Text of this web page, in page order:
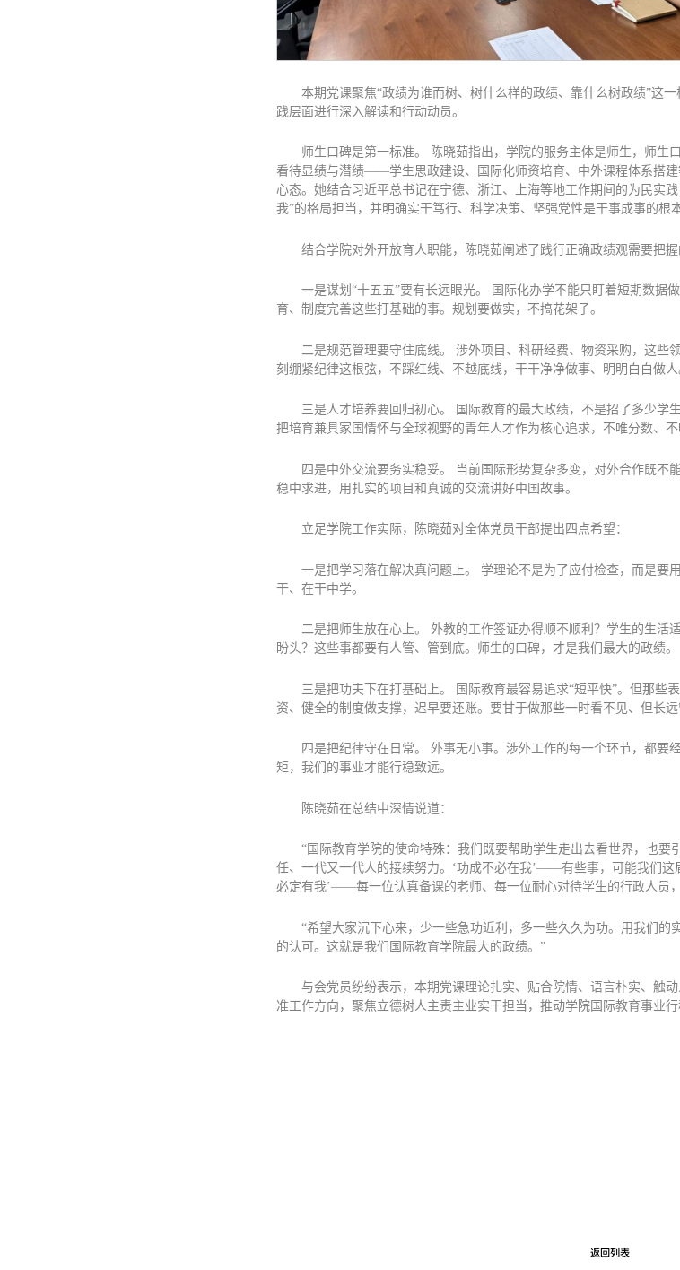
本期党课聚焦“政绩为谁而树、树什么样的政绩、靠什么树政绩”这
践层面进行深入解读和行动动员。
师生口碑是第一标准。 陈晓茹指出，学院的服务主体是师生，师生
看待显绩与潜绩——学生思政建设、国际化师资培育、中外课程体系搭建
心态。她结合习近平总书记在宁德、浙江、上海等地工作期间的为民实
我”的格局担当，并明确实干笃行、科学决策、坚强党性是干事成事的根
结合学院对外开放育人职能，陈晓茹阐述了践行正确政绩观需要把握
一是谋划“十五五”要有长远眼光。 国际化办学不能只盯着短期数据
育、制度完善这些打基础的事。规划要做实，不搞花架子。
二是规范管理要守住底线。 涉外项目、科研经费、物资采购，这些
刻绷紧纪律这根弦，不踩红线、不越底线，干干净净做事、明明白白做人
三是人才培养要回归初心。 国际教育的最大政绩，不是招了多少学
把培育兼具家国情怀与全球视野的青年人才作为核心追求，不唯分数、
四是中外交流要务实稳妥。 当前国际形势复杂多变，对外合作既不
稳中求进，用扎实的项目和真诚的交流讲好中国故事。
立足学院工作实际，陈晓茹对全体党员干部提出四点希望：
一是把学习落在解决真问题上。 学理论不是为了应付检查，而是要
干、在干中学。
二是把师生放在心上。 外教的工作签证办得顺不顺利？学生的生活
盼头？这些事都要有人管、管到底。师生的口碑，才是我们最大的政绩。
三是把功夫下在打基础上。 国际教育最容易追求“短平快”。但那些
资、健全的制度做支撑，迟早要还账。要甘于做那些一时看不见、但长远
四是把纪律守在日常。 外事无小事。涉外工作的每一个环节，都要
矩，我们的事业才能行稳致远。
陈晓茹在总结中深情说道：
“国际教育学院的使命特殊：我们既要帮助学生走出去看世界，也要
任、一代又一代人的接续努力。‘功成不必在我’——有些事，可能我们这
必定有我’——每一位认真备课的老师、每一位耐心对待学生的行政人员
“希望大家沉下心来，少一些急功近利，多一些久久为功。用我们的
的认可。这就是我们国际教育学院最大的政绩。”
与会党员纷纷表示，本期党课理论扎实、贴合院情、语言朴实、触
准工作方向，聚焦立德树人主责主业实干担当，推动学院国际教育事业行
返回列表